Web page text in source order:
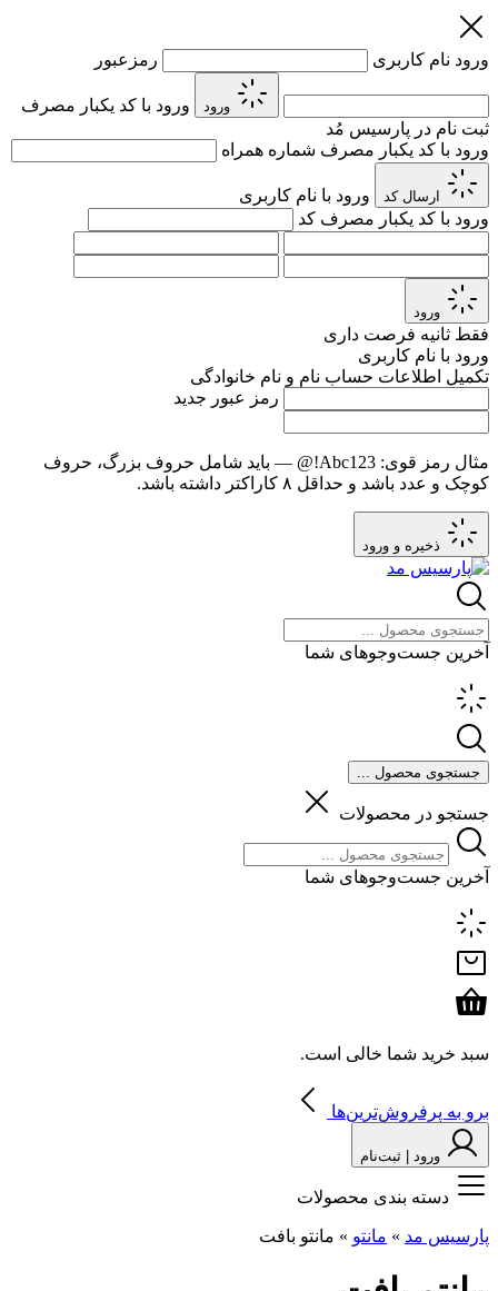
ورود نام کاربری رمزعبور
ورود
ورود با کد یکبار مصرف
ثبت نام در پارسیس مُد
ورود با کد یکبار مصرف شماره همراه
ارسال کد
ورود با نام کاربری
ورود با کد یکبار مصرف کد
ورود
فقط ثانیه فرصت داری
ورود با نام کاربری
تکمیل اطلاعات حساب نام و نام خانوادگی
رمز عبور جدید
مثال رمز قوی: Abc123!@
— باید شامل حروف بزرگ، حروف
کوچک و عدد باشد و حداقل ۸ کاراکتر داشته باشد.
ذخیره و ورود
آخرین جست‌وجوهای شما
جستجوی محصول ...
جستجو در محصولات
آخرین جست‌وجوهای شما
سبد خرید شما خالی است.
برو به پرفروش‌ترین‌ها
ورود | ثبت‌نام
دسته بندی محصولات
پارسیس مد » مانتو » مانتو بافت